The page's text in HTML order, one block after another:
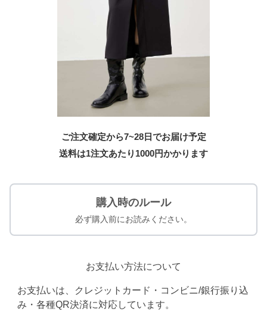
ご注文確定から7~28日でお届け予定
送料は1注文あたり 1000円かかります
購入時のルール
必ず購入前にお読みください。
お支払い方法について
お支払いは、クレジットカード・コンビニ/銀行振り込
み・各種QR決済に対応しています。